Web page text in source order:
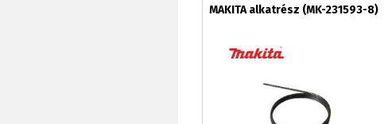
MAKITA alkatrész (MK-231593-8)